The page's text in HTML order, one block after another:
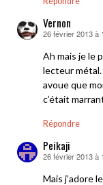
Vernon
dit :
26 février 2013 à
Ah mais je le
lecteur
avoue que
c’était
Répondre
Peikaji
dit :
26 février 2013 à
Mais j’adore